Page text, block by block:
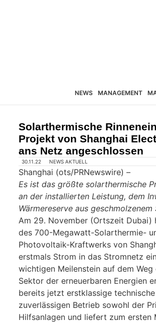
NEWS MANAGEMENT
Solarthermische
Projekt von Shanghai
ans Netz angeschlossen
30.11.22 NEWS AKTUELL
Shanghai (ots/PRNewswire) –
Es ist das größte solarthermische
an der installierten Leistung, dem
Wärmereserve aus geschmolzenem
Am 29. November (Ortszeit Dubai)
des 700-Megawatt-Solarthermie-
Photovoltaik-Kraftwerks von
erstmals Strom in das Stromnetz
wichtigen Meilenstein auf dem Weg
Sektor der erneuerbaren Energien
bereits jetzt erstklassige
zuverlässigen Betrieb sowohl der
Hilfsanlagen und liefert zum ersten